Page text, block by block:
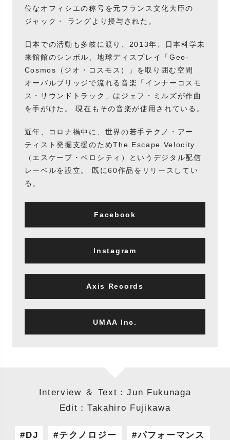
位なオフィシエの称号を元フランス文化大臣の
ジャック・ ラングより授与された。
日本での活動も多岐に渡り、2013年、日本科学未
来館館のシンボル、地球ディスプレイ「Geo-
Cosmos（ジオ・コスモス）」を取り囲む空間
オーバルブリッジで流れる音楽「インナーコスモ
ス・サウンドトラック」はジェフ・ミルズが作曲
を手がけた。 現在もその音楽が使用されている。
近年、コロナ禍中に、世界の若手テクノ・アー
ティスト発掘支援のためThe Escape Velocity
（エスケープ・ベロシティ）というデジタル配信
レーベルを設立。 既に60作品をリリースしてい
る。
Facebook
Instagram
Axis Records
UMAA Inc.
Interview ＆ Text：Jun Fukunaga
Edit：Takahiro Fujikawa
DJ テクノロジー パフォーマンス